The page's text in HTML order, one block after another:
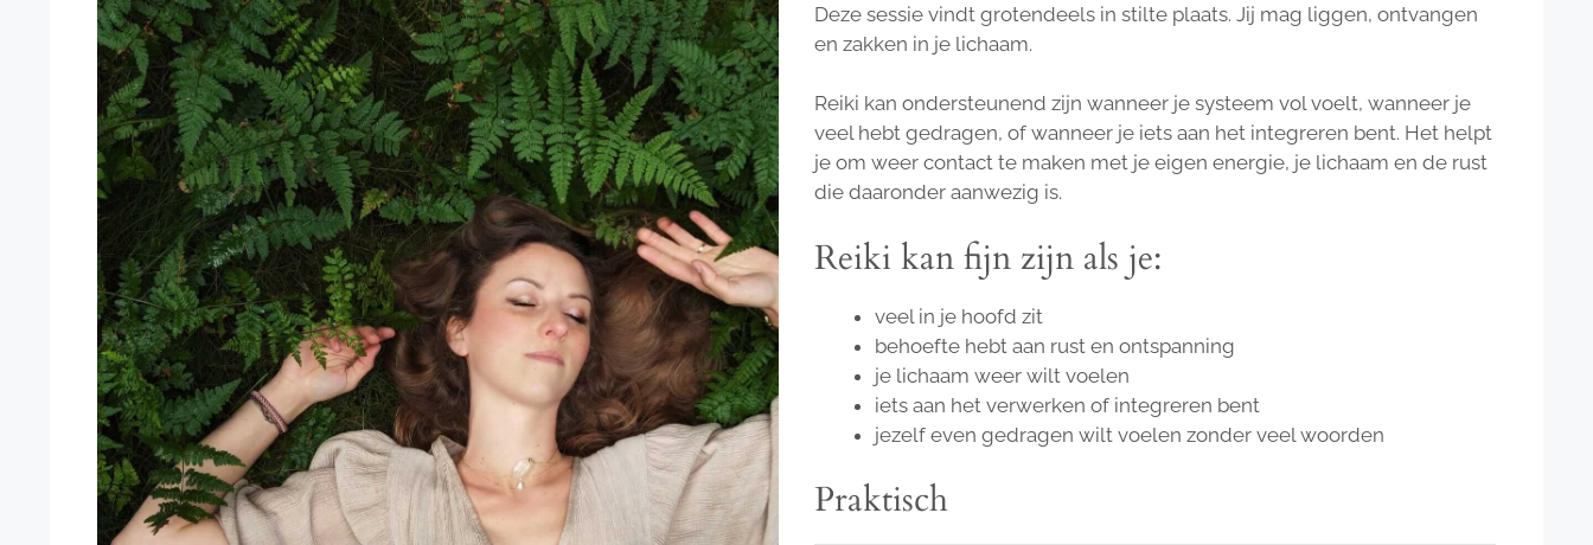
Deze sessie vindt grotendeels in stilte plaats. Jij mag liggen, ontvangen
en zakken in je lichaam.
Reiki kan ondersteunend zijn wanneer je systeem vol voelt, wanneer je
veel hebt gedragen, of wanneer je iets aan het integreren bent. Het helpt
je om weer contact te maken met je eigen energie, je lichaam en de rust
die daaronder aanwezig is.
Reiki kan fijn zijn als je:
veel in je hoofd zit
behoefte hebt aan rust en ontspanning
je lichaam weer wilt voelen
iets aan het verwerken of integreren bent
jezelf even gedragen wilt voelen zonder veel woorden
Praktisch